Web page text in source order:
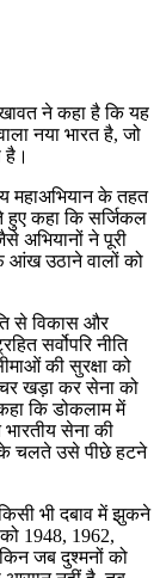
ने कहा है कि यह
नया भारत है, जो
है।
महाअभियान के तहत
हुए कहा कि सर्जिकल
अभियानों ने पूरी
आंख उठाने वालों को
से विकास और
सर्वोपरि नीति
की सुरक्षा को
खड़ा कर सेना को
कि डोकलाम में
सेना की
के चलते उसे पीछे हटने
भी दबाव में झुकने
1948, 1962,
जब दुश्मनों को